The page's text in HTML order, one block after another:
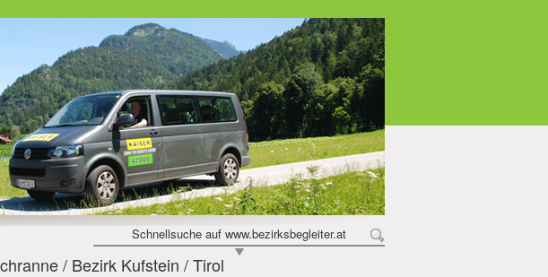
Schnellsuche auf www.bezirksbegleiter.at
/ Bezirk Kufstein / Tirol